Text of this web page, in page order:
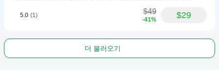
5.0 (1) $49
-41% $29
더 불러오기